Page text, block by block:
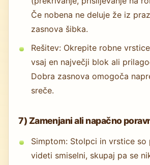
Če nobena ne deluje že iz
zasnova šibka.
Rešitev: Okrepite robne
vsaj en največji blok ali
Dobra zasnova omogoča
sreče.
7) Zamenjani ali napačno
Simptom: Stolpci in vrstice so
videti smiselni, skupaj pa se